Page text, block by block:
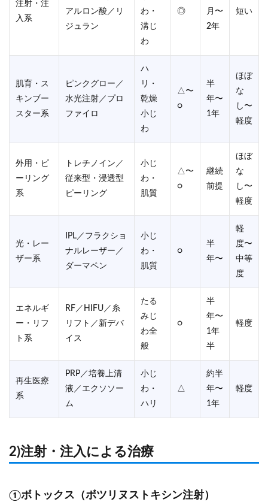
注射・注
入系
アルロン酸／リ
ジュラン
わ・
溝じ
わ
◎
月〜
2年
短い
肌育・ス
キンブー
スター系
ピンクグロー／
水光注射／プロ
ファイロ
ハ
リ・
乾燥
小じ
わ
△〜
○
半
年〜
1年
ほぼ
な
し〜
軽度
外用・ピ
ーリング
系
トレチノイン／
従来型・浸透型
ピーリング
小じ
わ・
肌質
△〜
○
継続
前提
ほぼ
な
し〜
軽度
光・レー
ザー系
IPL／フラクショ
ナルレーザー／
ダーマペン
小じ
わ・
肌質
○
半
年〜
軽
度〜
中等
度
エネルギ
ー・リフ
ト系
RF／HIFU／糸
リフト／新デバ
イス
たる
みじ
わ全
般
○
半
年〜
1年
半
軽度
再生医療
系
PRP／培養上清
液／エクソソー
ム
小じ
わ・
ハリ
△
約半
年〜
1年
軽度
2)注射・注入による治療
①ボトックス（ボツリヌストキシン注射）